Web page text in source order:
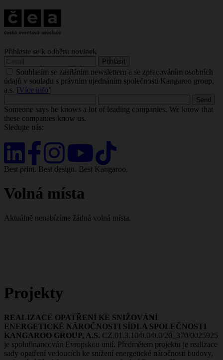
Přihlaste se k odběru novinek
Souhlasím se zasíláním newsletteru a se zpracováním osobních
údajů v souladu s právním ujednáním společnosti Kangaroo group,
a.s. [Více info]
Someone says he knows a lot of leading companies. We know that
these companies know us.
Sledujte nás:
Best print. Best design. Best Kangaroo.
Volná místa
Aktuálně nenabízíme žádná volná místa.
Projekty
REALIZACE OPATŘENÍ KE SNIŽOVÁNÍ
ENERGETICKÉ NÁROČNOSTI SÍDLA SPOLEČNOSTI
KANGAROO GROUP, A.S. CZ.01.3.10/0.0/0.0/20_370/0025925
je spolufinancován Evropskou unií. Předmětem projektu je realizace
sady opatření vedoucích ke snížení energetické náročnosti budovy,